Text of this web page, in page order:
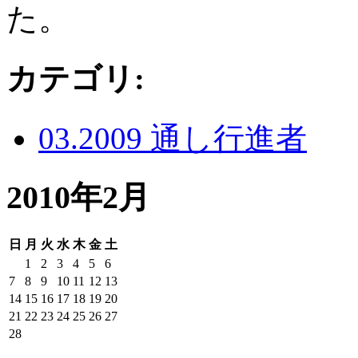
た。
カテゴリ :
03.2009 通し行進者
2010年2月
日 月 火 水 木 金 土
1
2 3 4 5
6
7
8 9 10 11 12 13
14 15 16 17 18 19 20
21 22 23 24 25 26 27
28